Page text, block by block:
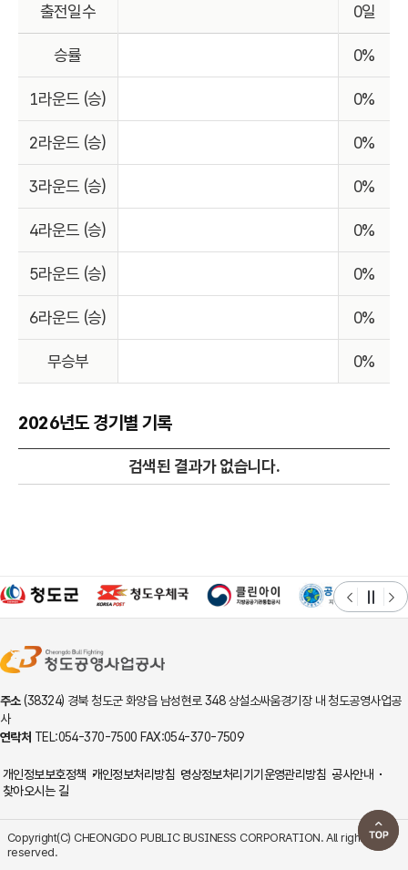
출전일수 0일
승률 0%
1라운드 (승) 0%
2라운드 (승) 0%
3라운드 (승) 0%
4라운드 (승) 0%
5라운드 (승) 0%
6라운드 (승) 0%
무승부 0%
2026년도 경기별 기록
검색된 결과가 없습니다.
주소(38324) 경북 청도군 화양읍 남성현로 348 상설소싸움경기장 내 청도공영사업공
사
연락처 TEL:054-370-7500 FAX:054-370-7509
개인정보보호정책 개인정보처리방침 영상정보처리기기운영관리방침 공사안내
찾아오시는 길
Copyright(C) CHEONGDO PUBLIC BUSINESS CORPORATION. All rights
reserved.